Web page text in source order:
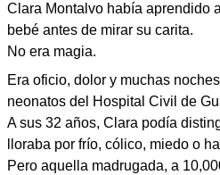
Clara Montalvo había aprendido
bebé antes de mirar su carita.
No era magia.
Era oficio, dolor y muchas
neonatos del Hospital Civil de
A sus 32 años, Clara podía
lloraba por frío, cólico, miedo o
Pero aquella madrugada, a